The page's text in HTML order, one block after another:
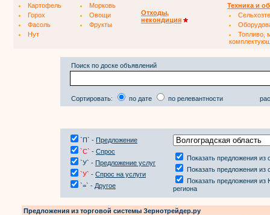
Картофель
Морковь
Горох
Овощи
Фасоль
Фрукты
Нут
Отходы,
некондиция
Техника и
Топливо,
Поиск по доске объявлений
Сортировать: по дате по релевантности
`П` - Предложение
`С` - Спрос
`У` - Предложение услуг
`У` - Спрос на услуги
`=` - Другое
Показать предложения из
Показать предложения из
Показать предложения
региона
Предложения из торговой системы Зернотрейдер.ру